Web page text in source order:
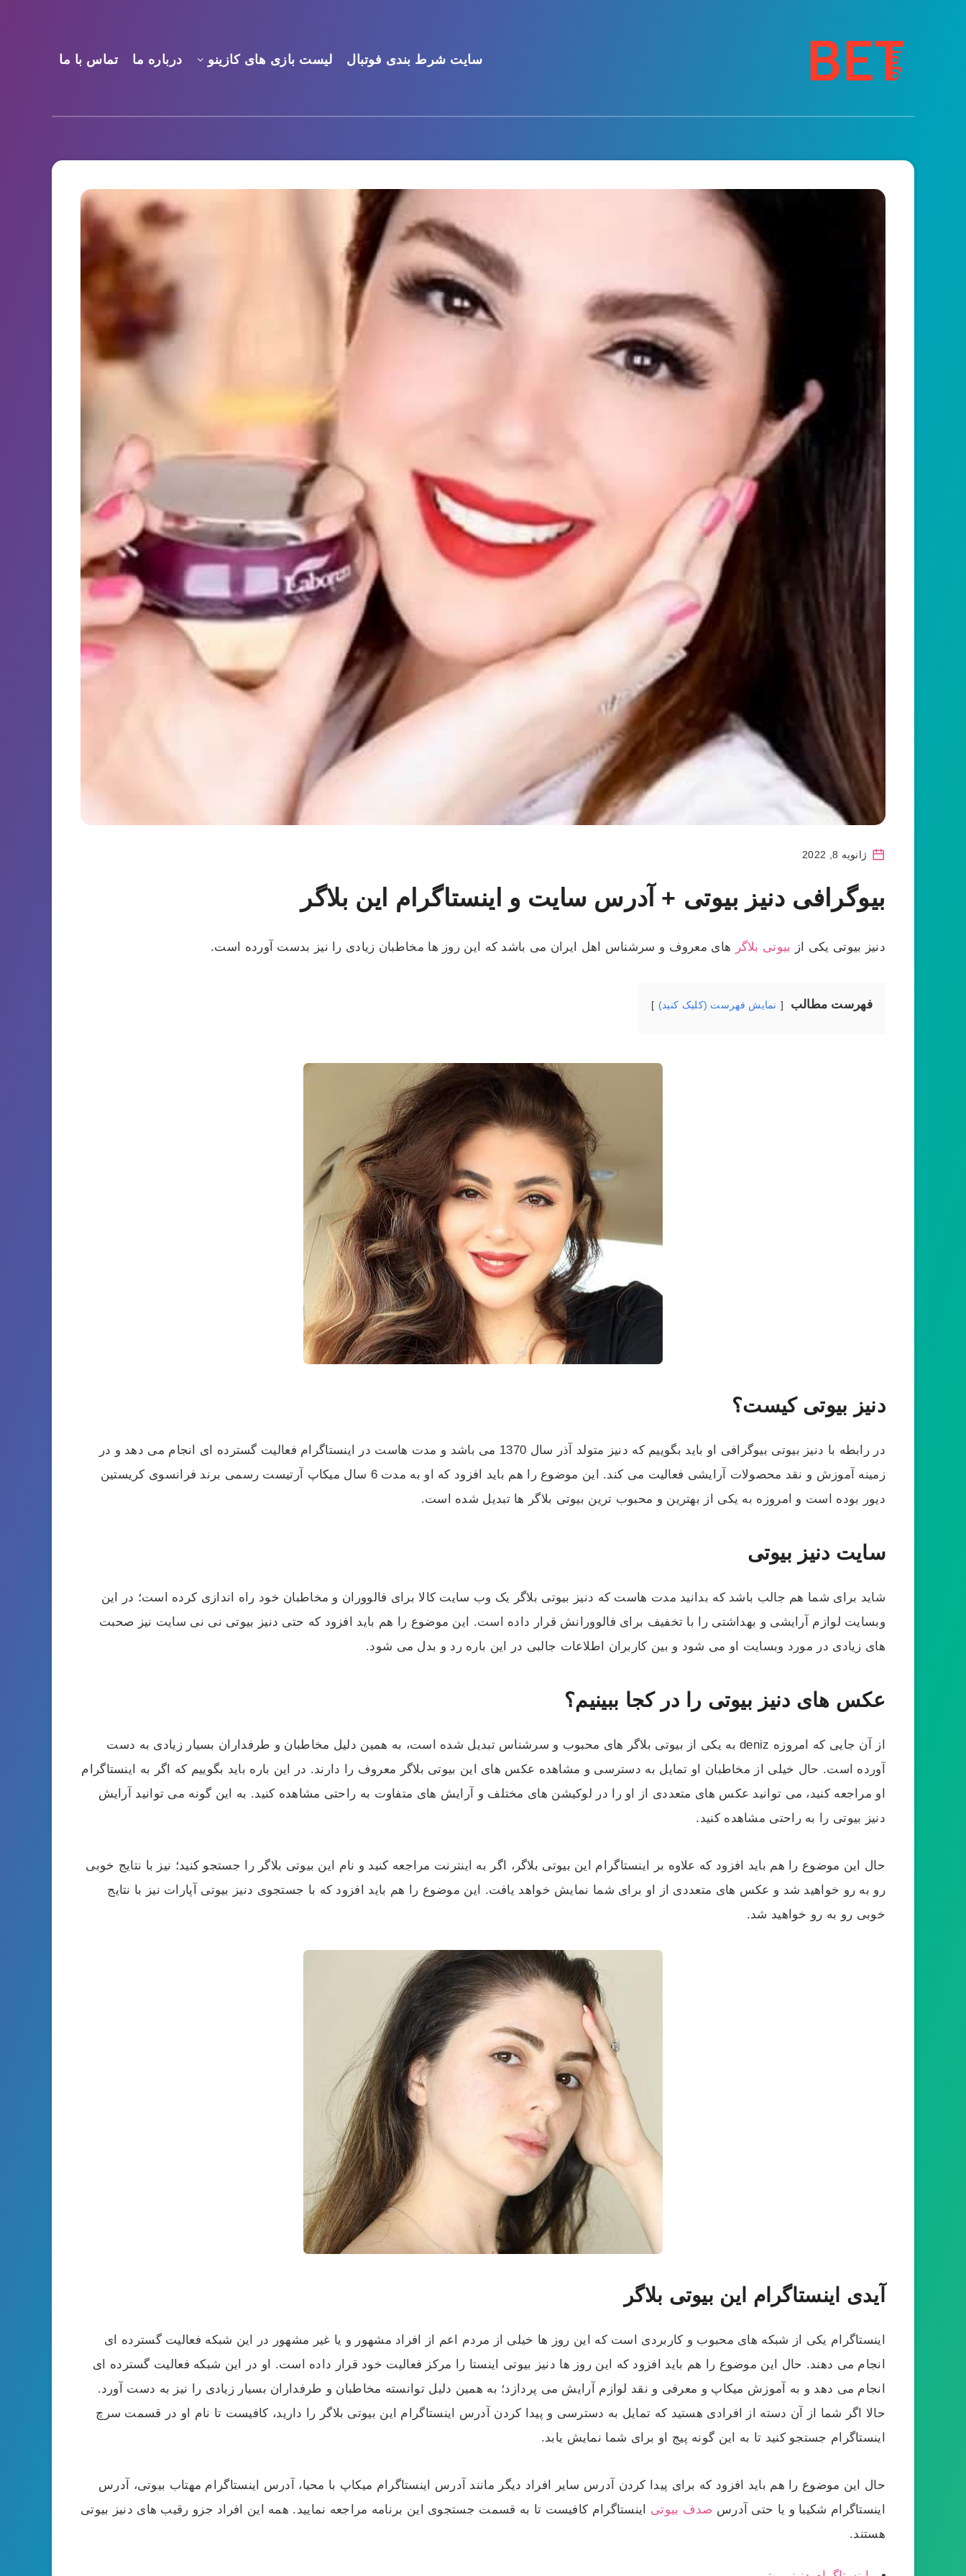
سایت شرط بندی فوتبال لیست بازی های کازینو درباره ما تماس با ما
ژانویه 8, 2022
بیوگرافی دنیز بیوتی + آدرس سایت و اینستاگرام این بلاگر
دنیز بیوتی یکی از بیوتی بلاگر های معروف و سرشناس اهل ایران می باشد که این روز ها مخاطبان زیادی را نیز بدست آورده است.
فهرست مطالب نمایش فهرست (کلیک کنید)
دنیز بیوتی کیست؟
در رابطه با دنیز بیوتی بیوگرافی او باید بگوییم که دنیز متولد آذر سال 1370 می باشد و مدت هاست در اینستاگرام فعالیت گسترده‌ ای انجام می‌ دهد و در
زمینه آموزش و نقد محصولات آرایشی فعالیت می‌ کند. این موضوع را هم باید افزود که او به مدت 6 سال میکاپ آرتیست رسمی برند فرانسوی کریستین
دیور بوده است و امروزه به یکی از بهترین و محبوب ترین بیوتی بلاگر ها تبدیل شده است.
سایت دنیز بیوتی
شاید برای شما هم جالب باشد که بدانید مدت هاست که دنیز بیوتی بلاگر یک وب سایت کالا برای فالووران و مخاطبان خود راه اندازی کرده است؛ در این
وبسایت لوازم آرایشی و بهداشتی را با تخفیف برای فالوورانش قرار داده است. این موضوع را هم باید افزود که حتی دنیز بیوتی نی نی سایت نیز صحبت
های زیادی در مورد وبسایت او می شود و بین کاربران اطلاعات جالبی در این باره رد و بدل می شود.
عکس های دنیز بیوتی را در کجا ببینیم؟
از آن جایی که امروزه deniz به یکی از بیوتی بلاگر های محبوب و سرشناس تبدیل شده است، به همین دلیل مخاطبان و طرفداران بسیار زیادی به دست
آورده است. حال خیلی از مخاطبان او تمایل به دسترسی و مشاهده عکس های این بیوتی بلاگر معروف را دارند. در این باره باید بگوییم که اگر به اینستاگرام
او مراجعه کنید، می‌ توانید عکس‌ های متعددی از او را در لوکیشن های مختلف و آرایش های متفاوت به راحتی مشاهده کنید. به این گونه می‌ توانید آرایش
دنیز بیوتی را به راحتی مشاهده کنید.
حال این موضوع را هم باید افزود که علاوه بر اینستاگرام این بیوتی بلاگر، اگر به اینترنت مراجعه کنید و نام این بیوتی بلاگر را جستجو کنید؛ نیز با نتایج خوبی
رو به رو خواهید شد و عکس های متعددی از او برای شما نمایش خواهد یافت. این موضوع را هم باید افزود که با جستجوی دنیز بیوتی آپارات نیز با نتایج
خوبی رو به رو خواهید شد.
آیدی اینستاگرام این بیوتی بلاگر
اینستاگرام یکی از شبکه‌ های محبوب و کاربردی است که این روز ها خیلی از مردم اعم از افراد مشهور و یا غیر مشهور در این شبکه فعالیت گسترده ای
انجام می دهند. حال این موضوع را هم باید افزود که این روز ها دنیز بیوتی اینستا را مرکز فعالیت خود قرار داده است. او در این شبکه فعالیت گسترده ای
انجام می‌ دهد و به آموزش میکاپ و معرفی و نقد لوازم آرایش می پردازد؛ به همین دلیل توانسته مخاطبان و طرفداران بسیار زیادی را نیز به دست آورد.
حالا اگر شما از آن دسته از افرادی هستید که تمایل به دسترسی و پیدا کردن آدرس اینستاگرام این بیوتی بلاگر را دارید، کافیست تا نام او در قسمت سرچ
اینستاگرام جستجو کنید تا به این گونه پیج او برای شما نمایش یابد.
حال این موضوع را هم باید افزود که برای پیدا کردن آدرس سایر افراد دیگر مانند آدرس اینستاگرام میکاپ با محیا، آدرس اینستاگرام مهتاب بیوتی، آدرس
اینستاگرام شکیبا و یا حتی آدرس صدف بیوتی اینستاگرام کافیست تا به قسمت جستجوی این برنامه مراجعه نمایید. همه این افراد جزو رقیب های دنیز بیوتی
هستند.